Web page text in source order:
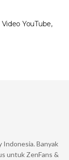
YouTube,
Indonesia. Banyak
untuk ZenFans &